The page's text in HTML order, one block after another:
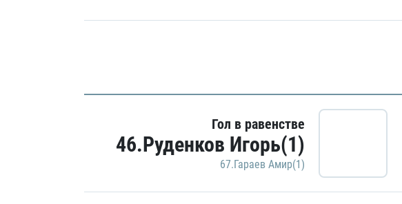
Гол в равенстве
46.Руденков Игорь(1)
67.Гараев Амир(1)